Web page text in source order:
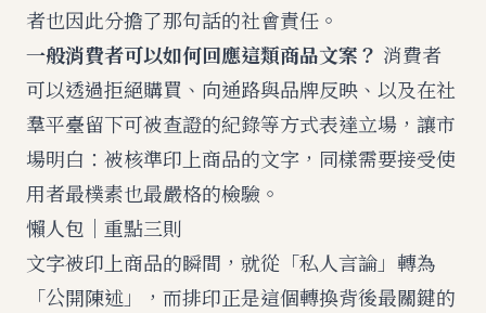
者也因此分擔了那句話的社會責任。
一般消費者可以如何回應這類商品文案？ 消費者
可以透過拒絕購買、向通路與品牌反映、以及在社
羣平臺留下可被查證的紀錄等方式表達立場，讓市
場明白：被核準印上商品的文字，同樣需要接受使
用者最樸素也最嚴格的檢驗。
懶人包｜重點三則
文字被印上商品的瞬間，就從「私人言論」轉為
「公開陳述」，而排印正是這個轉換背後最關鍵的